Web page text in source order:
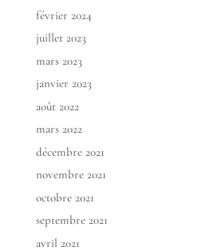
février 2024
juillet 2023
mars 2023
janvier 2023
août 2022
mars 2022
décembre 2021
novembre 2021
octobre 2021
septembre 2021
avril 2021